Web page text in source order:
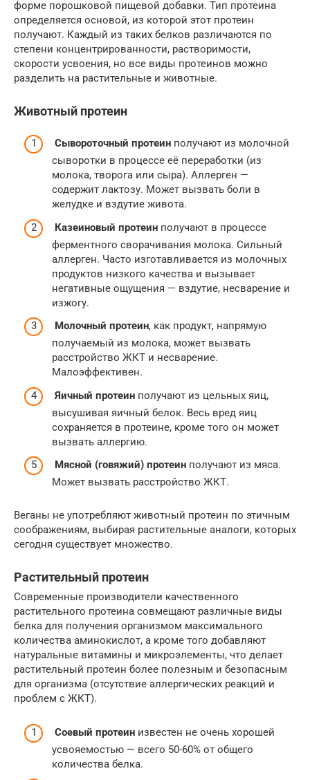
форме порошковой пищевой добавки. Тип протеина
определяется основой, из которой этот протеин
получают. Каждый из таких белков различаются по
степени концентрированности, растворимости,
скорости усвоения, но все виды протеинов можно
разделить на растительные и животные.
Животный протеин
Сывороточный протеин получают из молочной
сыворотки в процессе её переработки (из
молока, творога или сыра). Аллерген —
содержит лактозу. Может вызвать боли в
желудке и вздутие живота.
Казеиновый протеин получают в процессе
ферментного сворачивания молока. Сильный
аллерген. Часто изготавливается из молочных
продуктов низкого качества и вызывает
негативные ощущения — вздутие, несварение и
изжогу.
Молочный протеин, как продукт, напрямую
получаемый из молока, может вызвать
расстройство ЖКТ и несварение.
Малоэффективен.
Яичный протеин получают из цельных яиц,
высушивая яичный белок. Весь вред яиц
сохраняется в протеине, кроме того он может
вызвать аллергию.
Мясной (говяжий) протеин получают из мяса.
Может вызвать расстройство ЖКТ.
Веганы не употребляют животный протеин по этичным
соображениям, выбирая растительные аналоги, которых
сегодня существует множество.
Растительный протеин
Современные производители качественного
растительного протеина совмещают различные виды
белка для получения организмом максимального
количества аминокислот, а кроме того добавляют
натуральные витамины и микроэлементы, что делает
растительный протеин более полезным и безопасным
для организма (отсутствие аллергических реакций и
проблем с ЖКТ).
Соевый протеин известен не очень хорошей
усвояемостью — всего 50-60% от общего
количества белка.